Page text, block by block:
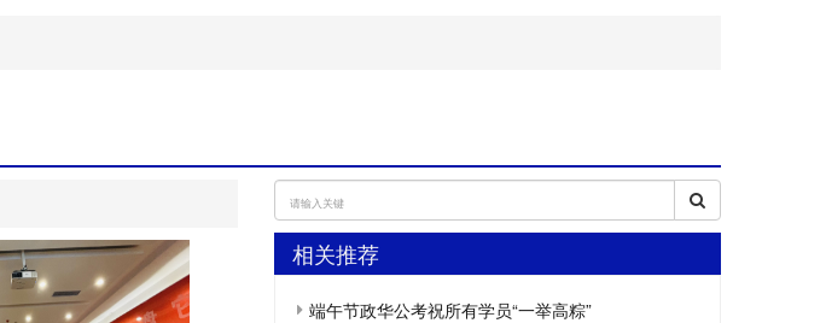
相关推荐
端午节政华公考祝所有学员“一举高粽”